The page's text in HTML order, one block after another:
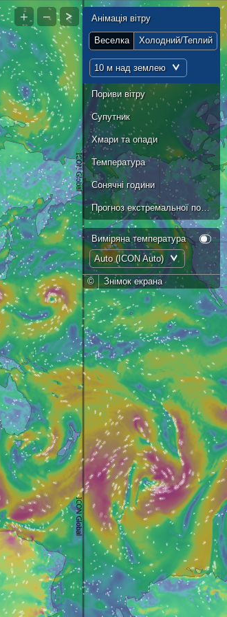
Виміряна температура
Auto (ICON Auto)
© Знімок екрана
Анімація вітру
Веселка Холодний/Теплий
10 м над землею
Пориви вітру
Супутник
Хмари та опади
Температура
Сонячні години
Прогноз екстремальної погоди
+ −